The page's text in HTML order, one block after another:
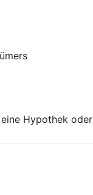
Hypothek oder